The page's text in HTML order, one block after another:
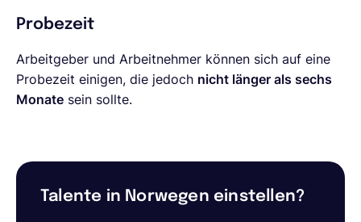
Probezeit
Arbeitgeber und Arbeitnehmer können sich auf eine
Probezeit einigen, die jedoch nicht länger als sechs
Monate sein sollte.
Talente in Norwegen einstellen?